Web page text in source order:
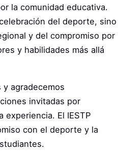
la comunidad educativa.
del deporte, sino
y del compromiso por
y habilidades más allá
y agradecemos
invitadas por
El IESTP
con el deporte y la